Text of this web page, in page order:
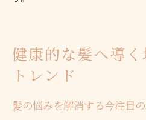
健康的な髪へ導
トレンド
髪の悩みを解消する今注目